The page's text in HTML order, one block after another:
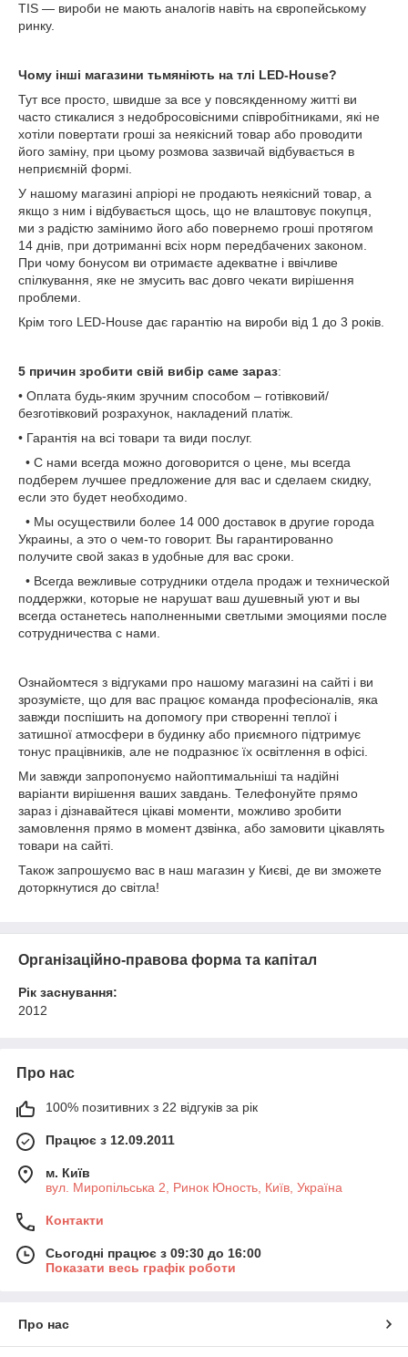
TIS — вироби не мають аналогів навіть на європейському
ринку.
Чому інші магазини тьмяніють на тлі LED-House?
Тут все просто, швидше за все у повсякденному житті ви
часто стикалися з недобросовісними співробітниками, які не
хотіли повертати гроші за неякісний товар або проводити
його заміну, при цьому розмова зазвичай відбувається в
неприємній формі.
У нашому магазині апріорі не продають неякісний товар, а
якщо з ним і відбувається щось, що не влаштовує покупця,
ми з радістю замінимо його або повернемо гроші протягом
14 днів, при дотриманні всіх норм передбачених законом.
При чому бонусом ви отримаєте адекватне і ввічливе
спілкування, яке не змусить вас довго чекати вирішення
проблеми.
Крім того LED-House дає гарантію на вироби від 1 до 3 років.
5 причин зробити свій вибір саме зараз:
• Оплата будь-яким зручним способом – готівковий/
безготівковий розрахунок, накладений платіж.
• Гарантія на всі товари та види послуг.
• С нами всегда можно договорится о цене, мы всегда
подберем лучшее предложение для вас и сделаем скидку,
если это будет необходимо.
• Мы осуществили более 14 000 доставок в другие города
Украины, а это о чем-то говорит. Вы гарантированно
получите свой заказ в удобные для вас сроки.
• Всегда вежливые сотрудники отдела продаж и технической
поддержки, которые не нарушат ваш душевный уют и вы
всегда останетесь наполненными светлыми эмоциями после
сотрудничества с нами.
Ознайомтеся з відгуками про нашому магазині на сайті і ви
зрозумієте, що для вас працює команда професіоналів, яка
завжди поспішить на допомогу при створенні теплої і
затишної атмосфери в будинку або приємного підтримує
тонус працівників, але не подразнює їх освітлення в офісі.
Ми завжди запропонуємо найоптимальніші та надійні
варіанти вирішення ваших завдань. Телефонуйте прямо
зараз і дізнавайтеся цікаві моменти, можливо зробити
замовлення прямо в момент дзвінка, або замовити цікавлять
товари на сайті.
Також запрошуємо вас в наш магазин у Києві, де ви зможете
доторкнутися до світла!
Організаційно-правова форма та капітал
Рік заснування:
2012
Про нас
100% позитивних з 22 відгуків за рік
Працює з 12.09.2011
м. Київ
вул. Миропільська 2, Ринок Юность, Київ, Україна
Контакти
Сьогодні працює з 09:30 до 16:00
Показати весь графік роботи
Про нас